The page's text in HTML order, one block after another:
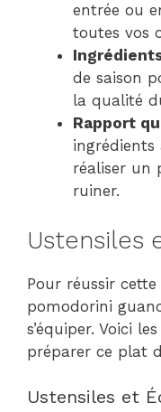
entrée ou
toutes vos
de saison
la qualité
Rapport
ingrédients
réaliser un
ruiner.
Ustensiles
Pour réussir
pomodorini
s’équiper. Voici
préparer ce plat
Ustensiles et